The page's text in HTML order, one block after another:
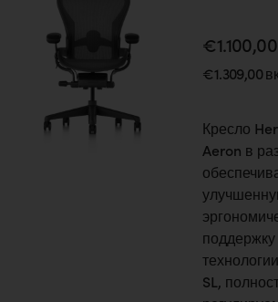
€1.100,00
€1.309,00
Кресло
Aeron в
SL,